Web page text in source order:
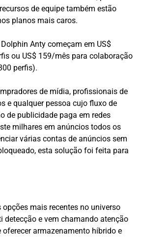
de equipe também estão
planos mais caros.
Anty começam em US$
ou US$ 159/mês para colaboração
perfis).
de mídia, profissionais de
e qualquer pessoa cujo fluxo de
de publicidade paga em redes
milhares em anúncios todos os
várias contas de anúncios sem
esta solução foi feita para
opções mais recentes no universo
detecção e vem chamando atenção
oferecer armazenamento híbrido e